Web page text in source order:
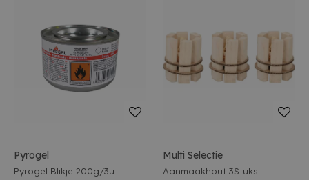
Pyrogel
Pyrogel Blikje 200g/3u
Multi Selectie
Aanmaakhout 3Stuks